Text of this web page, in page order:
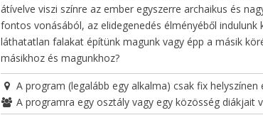
átívelve viszi színre az ember egyszerre archaikus és
fontos vonásából, az elidegenedés élményéből
láthatatlan falakat építünk magunk vagy épp a másik
másikhoz és magunkhoz?
A program (legalább egy alkalma) csak fix helyszínen
A programra egy osztály vagy egy közösség diákjait